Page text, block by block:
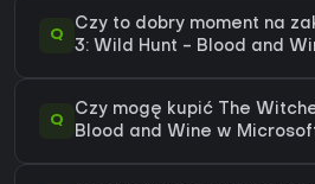
Q
Czy to dobry moment na
3: Wild Hunt - Blood and
Q
Czy mogę kupić The
Blood and Wine w